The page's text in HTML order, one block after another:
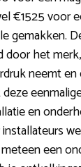
€1525 voor
gemakken.
door het
neemt
en
een